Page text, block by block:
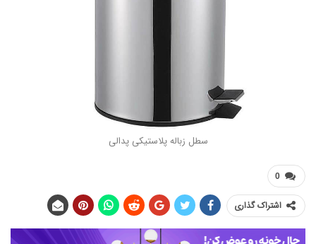
سطل زباله پلاستیکی پدالی
گذاری